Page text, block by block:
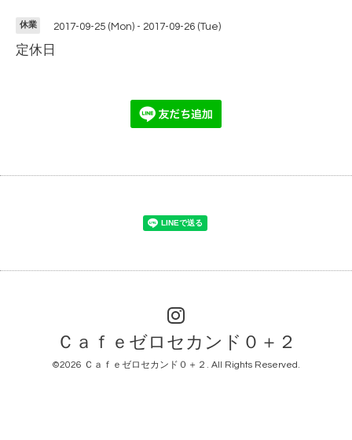
休業 2017-09-25 (Mon) - 2017-09-26 (Tue)
定休日
Ｃａｆｅゼロセカンド０＋２
©2026 Ｃａｆｅゼロセカンド０＋２ . All Rights Reserved.